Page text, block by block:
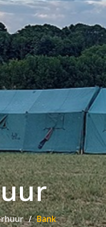
Bank